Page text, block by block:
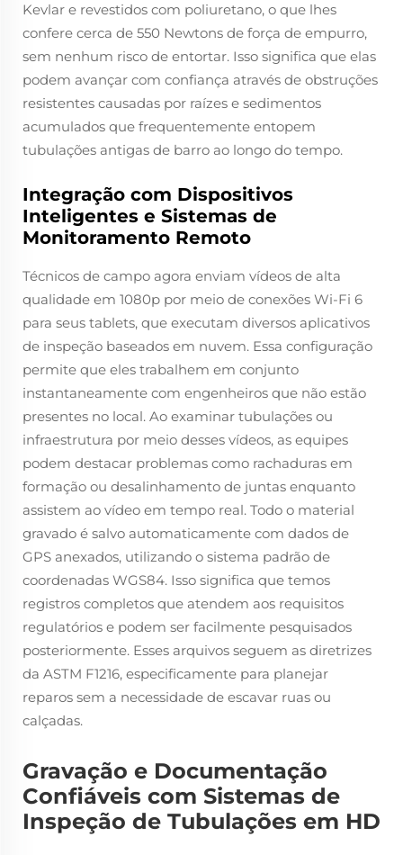
Kevlar e revestidos com poliuretano, o que lhes
confere cerca de 550 Newtons de força de empurro,
sem nenhum risco de entortar. Isso significa que elas
podem avançar com confiança através de obstruções
resistentes causadas por raízes e sedimentos
acumulados que frequentemente entopem
tubulações antigas de barro ao longo do tempo.
Integração com Dispositivos
Inteligentes e Sistemas de
Monitoramento Remoto
Técnicos de campo agora enviam vídeos de alta
qualidade em 1080p por meio de conexões Wi-Fi 6
para seus tablets, que executam diversos aplicativos
de inspeção baseados em nuvem. Essa configuração
permite que eles trabalhem em conjunto
instantaneamente com engenheiros que não estão
presentes no local. Ao examinar tubulações ou
infraestrutura por meio desses vídeos, as equipes
podem destacar problemas como rachaduras em
formação ou desalinhamento de juntas enquanto
assistem ao vídeo em tempo real. Todo o material
gravado é salvo automaticamente com dados de
GPS anexados, utilizando o sistema padrão de
coordenadas WGS84. Isso significa que temos
registros completos que atendem aos requisitos
regulatórios e podem ser facilmente pesquisados
posteriormente. Esses arquivos seguem as diretrizes
da ASTM F1216, especificamente para planejar
reparos sem a necessidade de escavar ruas ou
calçadas.
Gravação e Documentação
Confiáveis com Sistemas de
Inspeção de Tubulações em HD